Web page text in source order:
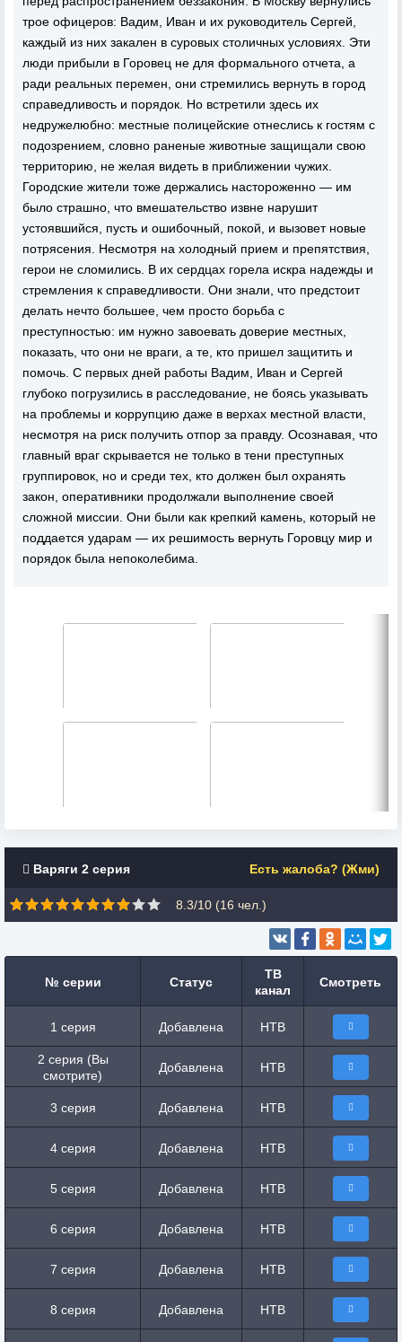
трое офицеров: Вадим, Иван и их руководитель Сергей,
каждый из них закален в суровых столичных условиях. Эти
люди прибыли в Горовец не для формального отчета, а
ради реальных перемен, они стремились вернуть в город
справедливость и порядок. Но встретили здесь их
недружелюбно: местные полицейские отнеслись к гостям с
подозрением, словно раненые животные защищали свою
территорию, не желая видеть в приближении чужих.
Городские жители тоже держались настороженно — им
было страшно, что вмешательство извне нарушит
устоявшийся, пусть и ошибочный, покой, и вызовет новые
потрясения. Несмотря на холодный прием и препятствия,
герои не сломились. В их сердцах горела искра надежды и
стремления к справедливости. Они знали, что предстоит
делать нечто большее, чем просто борьба с
преступностью: им нужно завоевать доверие местных,
показать, что они не враги, а те, кто пришел защитить и
помочь. С первых дней работы Вадим, Иван и Сергей
глубоко погрузились в расследование, не боясь указывать
на проблемы и коррупцию даже в верхах местной власти,
несмотря на риск получить отпор за правду. Осознавая, что
главный враг скрывается не только в тени преступных
группировок, но и среди тех, кто должен был охранять
закон, оперативники продолжали выполнение своей
сложной миссии. Они были как крепкий камень, который не
поддается ударам — их решимость вернуть Горовцу мир и
порядок была непоколебима.
Варяги 2 серия Есть жалоба? (Жми)
8.3/10 (16 чел.)
№ серии Статус
ТВ
канал
Смотреть
1 серия Добавлена НТВ
2 серия (Вы
смотрите)
Добавлена НТВ
3 серия Добавлена НТВ
4 серия Добавлена НТВ
5 серия Добавлена НТВ
6 серия Добавлена НТВ
7 серия Добавлена НТВ
8 серия Добавлена НТВ